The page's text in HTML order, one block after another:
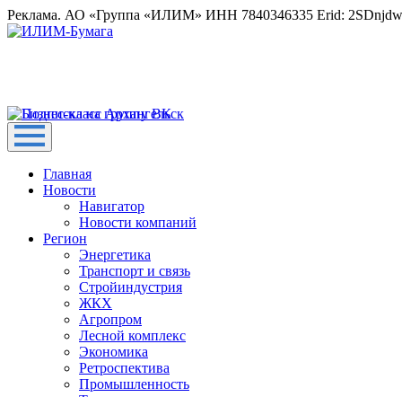
Реклама. АО «Группа «ИЛИМ» ИНН 7840346335 Erid:
Главная
Новости
Навигатор
Новости компаний
Регион
Энергетика
Транспорт и связь
Стройиндустрия
ЖКХ
Агропром
Лесной комплекс
Экономика
Ретроспектива
Промышленность